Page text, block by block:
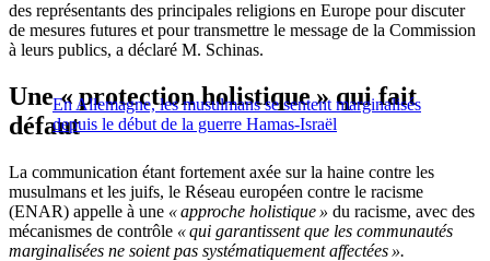
des représentants des principales religions en Europe pour discuter
de mesures futures et pour transmettre le message de la Commission
à leurs publics, a déclaré M. Schinas.
En Allemagne, les musulmans se sentent marginalisés
depuis le début de la guerre Hamas-Israël
Une « protection holistique » qui fait
défaut
La communication étant fortement axée sur la haine contre les
musulmans et les juifs, le Réseau européen contre le racisme
(ENAR) appelle à une « approche holistique » du racisme, avec des
mécanismes de contrôle « qui garantissent que les communautés
marginalisées ne soient pas systématiquement affectées ».